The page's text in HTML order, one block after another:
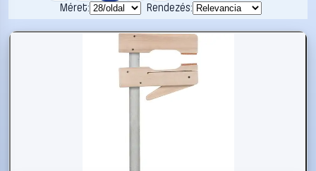
Méret:
Rendezés: